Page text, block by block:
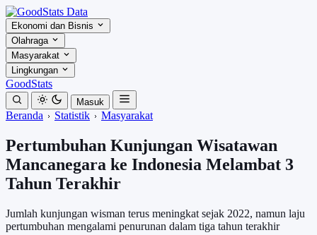
Ekonomi dan Bisnis
Olahraga
Masyarakat
Lingkungan
GoodStats
Masuk
Beranda Statistik Masyarakat
Pertumbuhan Kunjungan Wisatawan
Mancanegara ke Indonesia Melambat 3
Tahun Terakhir
Jumlah kunjungan wisman terus meningkat sejak 2022, namun laju
pertumbuhan mengalami penurunan dalam tiga tahun terakhir